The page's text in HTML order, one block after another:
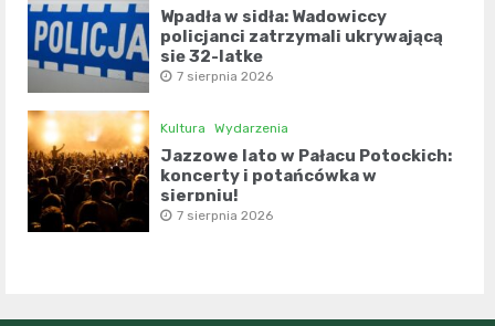
Wpadła w sidła: Wadowiccy
policjanci zatrzymali ukrywającą
się 32-latkę
7 sierpnia 2026
Kultura Wydarzenia
Jazzowe lato w Pałacu Potockich:
koncerty i potańcówka w
sierpniu!
7 sierpnia 2026